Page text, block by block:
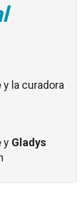
y la curadora
y Gladys